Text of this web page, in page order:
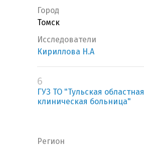
Город
Томск
Исследователи
Кириллова Н.А
6
ГУЗ ТО "Тульская областная
клиническая больница"
Регион